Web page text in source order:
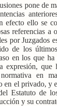
pone de
ello se
referencias a
por Juzgados
de los
en los que ha
expresión,
en
el privado, y
Estatuto de
y su